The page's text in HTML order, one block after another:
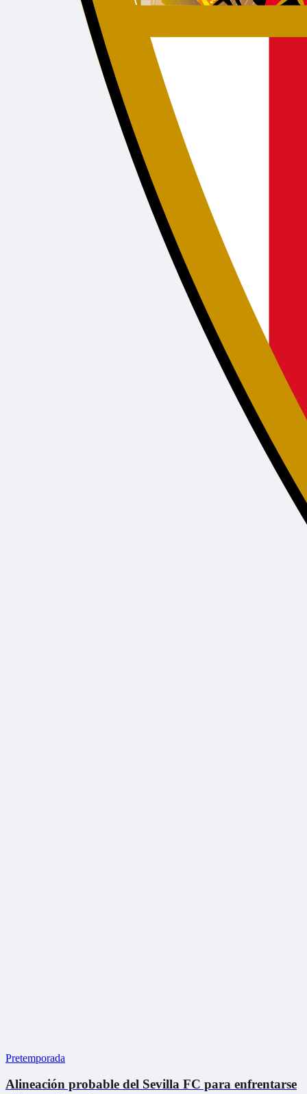
Pretemporada
Alineación probable del Sevilla FC para enfrentarse